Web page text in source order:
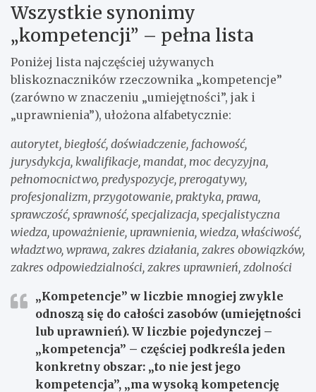
Wszystkie synonimy
„kompetencji” – pełna lista
Poniżej lista najczęściej używanych
bliskoznaczników rzeczownika „kompetencje”
(zarówno w znaczeniu „umiejętności”, jak i
„uprawnienia”), ułożona alfabetycznie:
autorytet, biegłość, doświadczenie, fachowość,
jurysdykcja, kwalifikacje, mandat, moc decyzyjna,
pełnomocnictwo, predyspozycje, prerogatywy,
profesjonalizm, przygotowanie, praktyka, prawa,
sprawczość, sprawność, specjalizacja, specjalistyczna
wiedza, upoważnienie, uprawnienia, wiedza, właściwość,
władztwo, wprawa, zakres działania, zakres obowiązków,
zakres odpowiedzialności, zakres uprawnień, zdolności
„Kompetencje” w liczbie mnogiej zwykle
odnoszą się do całości zasobów (umiejętności
lub uprawnień). W liczbie pojedynczej –
„kompetencja” – częściej podkreśla jeden
konkretny obszar: „to nie jest jego
kompetencja”, „ma wysoką kompetencję